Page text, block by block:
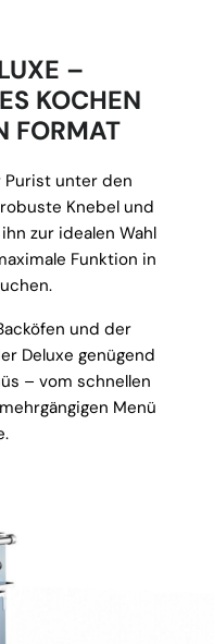
–
KOCHEN
FORMAT
Purist unter den
Knebel und
zur idealen Wahl
Funktion in
und der
Deluxe genügend
– vom schnellen
Menü